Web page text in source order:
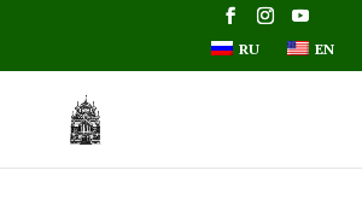
RU EN